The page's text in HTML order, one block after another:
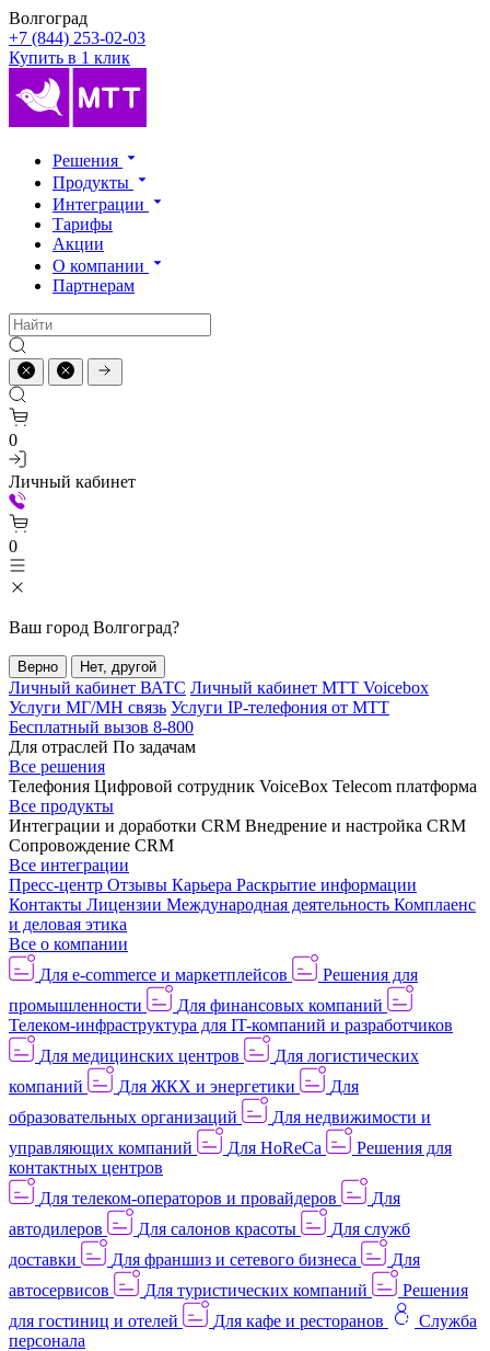
Волгоград
+7 (844) 253-02-03
Купить в 1 клик
Решения
Продукты
Интеграции
Тарифы
Акции
О компании
Партнерам
0
Личный кабинет
0
Ваш город Волгоград?
Верно Нет, другой
Личный кабинет ВАТС Личный кабинет МТТ Voicebox
Услуги МГ/МН связь Услуги IP-телефония от МТТ
Бесплатный вызов 8-800
Для отраслей По задачам
Все решения
Телефония Цифровой сотрудник VoiceBox Telecom платформа
Все продукты
Интеграции и доработки CRM Внедрение и настройка CRM
Сопровождение CRM
Все интеграции
Пресс-центр Отзывы Карьера Раскрытие информации
Контакты Лицензии Международная деятельность Комплаенс
и деловая этика
Все о компании
Для e-commerce и маркетплейсов
Решения для
промышленности
Для финансовых компаний
Телеком-инфраструктура для IT-компаний и разработчиков
Для медицинских центров
Для логистических
компаний
Для ЖКХ и энергетики
Для
образовательных организаций
Для недвижимости и
управляющих компаний
Для HoReCa
Решения для
контактных центров
Для телеком-операторов и провайдеров
Для
автодилеров
Для салонов красоты
Для служб
доставки
Для франшиз и сетевого бизнеса
Для
автосервисов
Для туристических компаний
Решения
для гостиниц и отелей
Для кафе и ресторанов
Служба
персонала